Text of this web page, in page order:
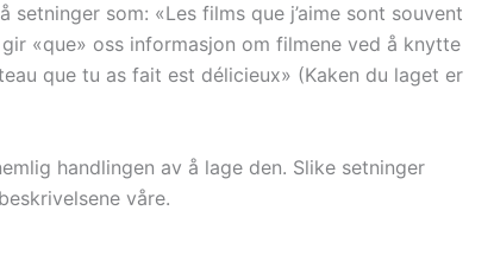
som: «Les films que j’aime sont souvent
«que» oss informasjon om filmene ved å knytte
que tu as fait est délicieux» (Kaken du laget er
handlingen av å lage den. Slike setninger
våre.